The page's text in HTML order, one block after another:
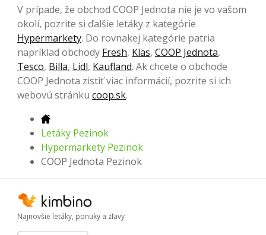
V prípade, že obchod COOP Jednota nie je vo vašom
okolí, pozrite si ďalšie letáky z kategórie
Hypermarkety. Do rovnakej kategórie patria
napríklad obchody Fresh, Klas, COOP Jednota,
Tesco, Billa, Lidl, Kaufland. Ak chcete o obchode
COOP Jednota zistiť viac informácií, pozrite si ich
webovú stránku coop.sk.
Letáky Pezinok
Hypermarkety Pezinok
COOP Jednota Pezinok
Najnovšie letáky, ponuky a zľavy